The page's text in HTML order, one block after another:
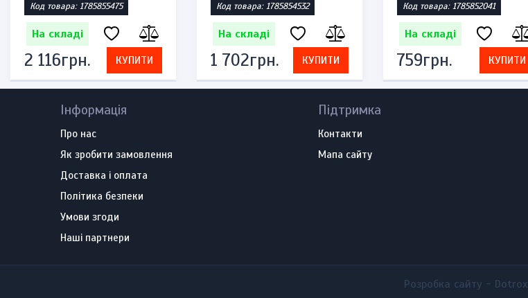
Код товара: 1785855475
На складі
2 116грн. КУПИТИ
Код товара: 1785854532
На складі
1 702грн. КУПИТИ
Код товара: 1785852041
На складі
759грн. КУПИТИ
Інформація
Про нас
Як зробити замовлення
Доставка і оплата
Політика безпеки
Умови згоди
Наші партнери
Підтримка
Контакти
Мапа сайту
Розробка сайту - Dotrox